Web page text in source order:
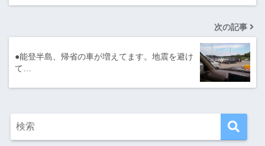
次の記事
●能登半島、帰省の車が増えてます。地震を避け
て…